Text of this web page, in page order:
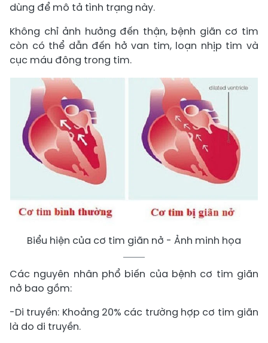
dùng để mô tả tình trạng này.
Không chỉ ảnh hưởng đến thận, bệnh giãn cơ tim
còn có thể dẫn đến hở van tim, loạn nhịp tim và
cục máu đông trong tim.
Biểu hiện của cơ tim giãn nở - Ảnh minh họa
Các nguyên nhân phổ biến của bệnh cơ tim giãn
nở bao gồm:
-Di truyền: Khoảng 20% ​​các trường hợp cơ tim giãn
là do di truyền.